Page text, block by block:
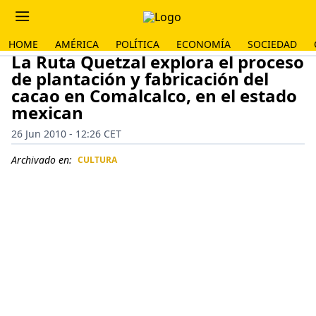
HOME AMÉRICA POLÍTICA ECONOMÍA SOCIEDAD
La Ruta Quetzal explora el proceso
de plantación y fabricación del
cacao en Comalcalco, en el estado
mexican
26 Jun 2010 - 12:26 CET
Archivado en: CULTURA